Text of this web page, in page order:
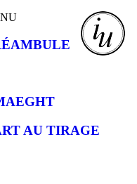
AU TIRAGE